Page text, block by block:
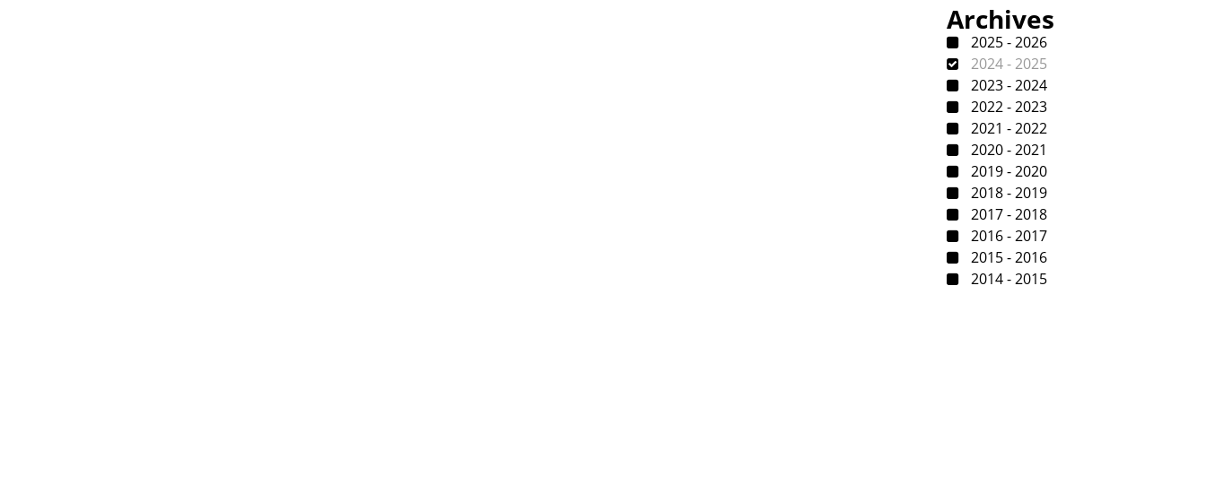
Archives
2025 - 2026
2024 - 2025
2023 - 2024
2022 - 2023
2021 - 2022
2020 - 2021
2019 - 2020
2018 - 2019
2017 - 2018
2016 - 2017
2015 - 2016
2014 - 2015